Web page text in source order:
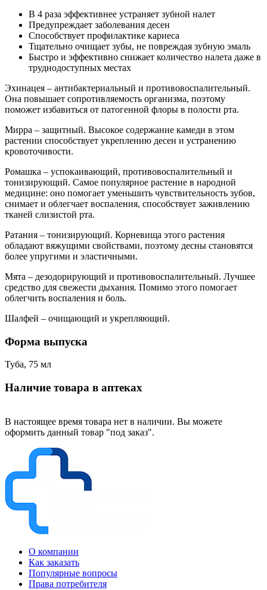
В 4 раза эффективнее устраняет зубной налет
Предупреждает заболевания десен
Способствует профилактике кариеса
Тщательно очищает зубы, не повреждая зубную эмаль
Быстро и эффективно снижает количество налета даже в
труднодоступных местах
Эхинацея – антибактериальный и противовоспалительный.
Она повышает сопротивляемость организма, поэтому
поможет избавиться от патогенной флоры в полости рта.
Мирра – защитный. Высокое содержание камеди в этом
растении способствует укреплению десен и устранению
кровоточивости.
Ромашка – успокаивающий, противовоспалительный и
тонизирующий. Самое популярное растение в народной
медицине: оно помогает уменьшить чувствительность зубов,
снимает и облегчает воспаления, способствует заживлению
тканей слизистой рта.
Ратания – тонизирующий. Корневища этого растения
обладают вяжущими свойствами, поэтому десны становятся
более упругими и эластичными.
Мята – дезодорирующий и противовоспалительный. Лучшее
средство для свежести дыхания. Помимо этого помогает
облегчить воспаления и боль.
Шалфей – очищающий и укрепляющий.
Форма выпуска
Туба, 75 мл
Наличие товара в аптеках
В настоящее время товара нет в наличии. Вы можете
оформить данный товар "под заказ".
О компании
Как заказать
Популярные вопросы
Права потребителя